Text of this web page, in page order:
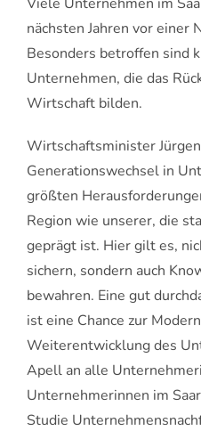
nächsten Jahren vor einer
Besonders betroffen sind
Unternehmen, die das
Wirtschaft bilden.
Wirtschaftsminister
Generationswechsel in
größten
Region wie unserer, die
geprägt ist. Hier gilt es,
sichern, sondern auch
bewahren. Eine gut
ist eine Chance zur
Weiterentwicklung des
Apell an alle
Unternehmerinnen im
Studie